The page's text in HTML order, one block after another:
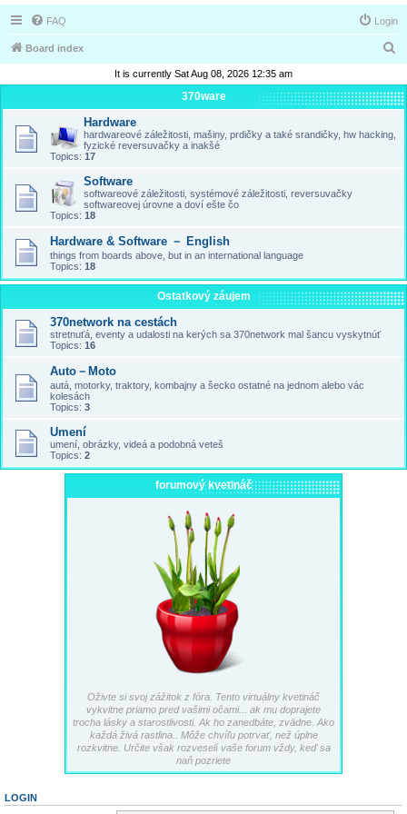
FAQ Login
Board index
a
r
It is currently Sat Aug 08, 2026 12:35 am
370ware
Hardware
hardwareové záležitosti, mašiny, prdičky a také srandičky, hw hacking,
fyzické reversuvačky a inakšé
Topics: 17
Software
softwareové záležitosti, systémové záležitosti, reversuvačky
softwareovej úrovne a doví ešte čo
Topics: 18
Hardware & Software － English
things from boards above, but in an international language
Topics: 18
Ostatkový záujem
370network na cestách
stretnuťá, eventy a udalosti na kerých sa 370network mal šancu vyskytnúť
Topics: 16
Auto－Moto
autá, motorky, traktory, kombajny a šecko ostatné na jednom alebo vác
kolesách
Topics: 3
Umení
umení, obrázky, videá a podobná veteš
Topics: 2
forumový kvetináč
Oživte si svoj zážitok z fóra. Tento virtuálny kvetináč
vykvitne priamo pred vašimi očami... ak mu doprajete
trocha lásky a starostlivosti. Ak ho zanedbáte, zvädne. Ako
každá živá rastlina.. Môže chvíľu potrvať, než úplne
rozkvitne. Určite však rozveselí vaše forum vždy, keď sa
naň pozriete
LOGIN